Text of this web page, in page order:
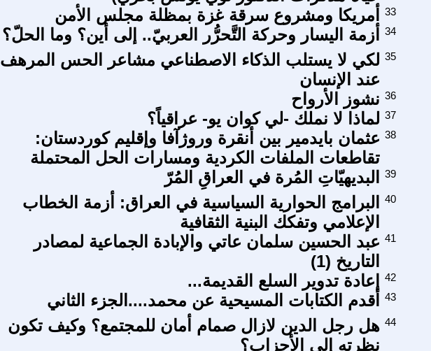
أمريكا ومشروع سرقة غزة بمظلة مجلس الأمن
33
أزمة اليسار وحركة التَّحرُّر العربيّ.. إلى أين؟ وما الحلّ؟ 34
لكي لا يستلب الذكاء الاصطناعي مشاعر الحس المرهف
عند الإنسان
35
نشوز الأرواح 36
لماذا لا نملك -لي كوان يو- عراقياً؟ 37
عثمان بايدمير بين أنقرة وروژآفا وإقليم كوردستان:
تقاطعات الملفات الكردية ومسارات الحل المحتملة
38
البديهيّاتِ المُرة في العراقِ المُرّ 39
البرامج الحوارية السياسية في العراق: أزمة الخطاب
الإعلامي وتفكك البنية الثقافية
40
عبد الحسين سلمان عاتي والإبادة الجماعية لمصادر
التاريخ (1)
41
إعادة تدوير السلع القديمة...
42
أقدم الكتابات المسيحية عن محمد....الجزء الثاني 43
هل رجل الدين لازال صمام أمان للمجتمع؟ وكيف تكون
نظرته إلى الأحزاب؟
44